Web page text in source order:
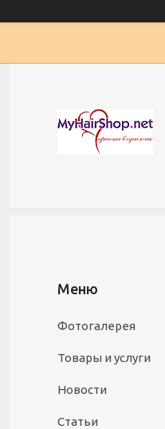
Фотогалерея
Товары и услуги
Новости
Статьи